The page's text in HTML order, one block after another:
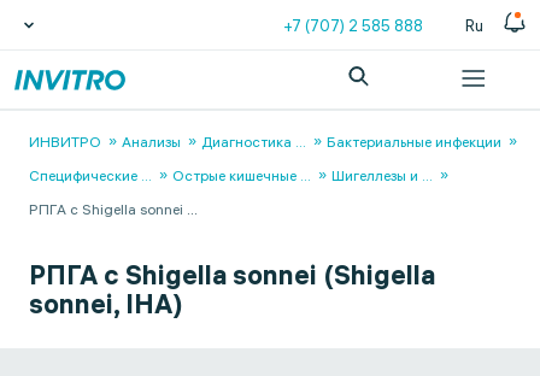
+7 (707) 2 585 888 Ru
ИНВИТРО Анализы Диагностика ...
Бактериальные инфекции
Специфические ... Острые кишечные ... Шигеллезы и ...
РПГА с Shigella sonnei ...
РПГА с Shigella sonnei (Shigella
sonnei, IHA)